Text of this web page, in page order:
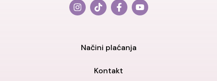
Načini plaćanja
Kontakt